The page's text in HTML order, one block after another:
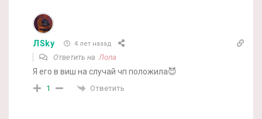
ЛSky 4 лет назад
Ответить на Лола
Я его в виш на случай чп положила😈
1 Ответить